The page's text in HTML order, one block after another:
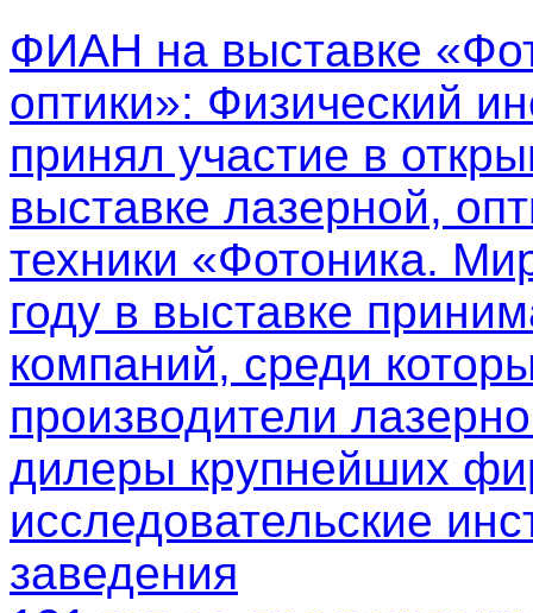
ФИАН на выставке
оптики»: Физический
принял участие в
выставке лазерной,
техники «Фотоника.
году в выставке
компаний, среди
производители
дилеры крупнейших
исследовательские
заведения